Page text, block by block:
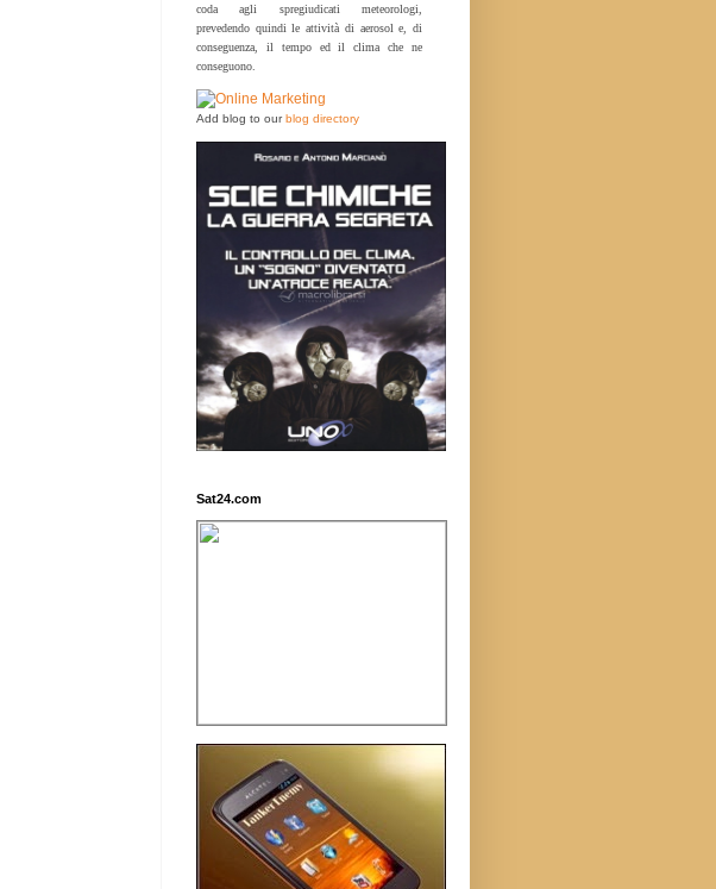
coda agli spregiudicati meteorologi,
prevedendo quindi le attività di aerosol e, di
conseguenza, il tempo ed il clima che ne
conseguono.
Add blog to ourblog directory
Sat24.com